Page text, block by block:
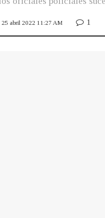
25 abril 2022 11:27 AM 1